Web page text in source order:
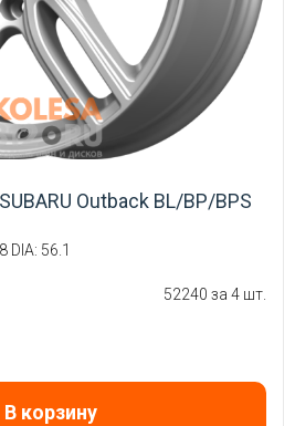
Outback BL/BP/BPS
DIA: 56.1
52240 за 4 шт.
В корзину